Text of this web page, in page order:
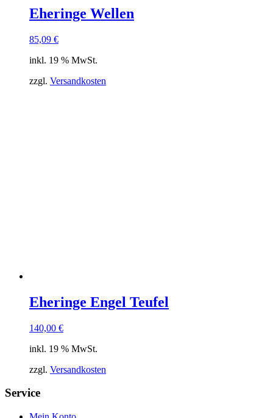
Eheringe Wellen
85,09 €
inkl. 19 % MwSt.
zzgl. Versandkosten
Eheringe Engel Teufel
140,00 €
inkl. 19 % MwSt.
zzgl. Versandkosten
Service